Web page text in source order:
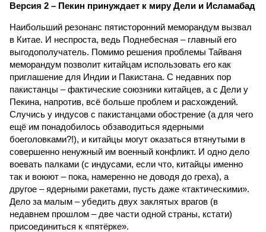
Версия 2 – Пекин принуждает к миру Дели и Исламабад
Наибольший резонанс пятисторонний меморандум вызвал
в Китае. И неспроста, ведь Поднебесная – главный его
выгодополучатель. Помимо решения проблемы Тайваня
меморандум позволит китайцам использовать его как
приглашение для Индии и Пакистана. С недавних пор
пакистанцы – фактические союзники китайцев, а с Дели у
Пекина, напротив, всё больше проблем и расхождений.
Случись у индусов с пакистанцами обострение (а для чего
ещё им понадобилось обзаводиться ядерными
боеголовками?!), и китайцы могут оказаться втянутыми в
совершенно ненужный им военный конфликт. И одно дело
воевать палками (с индусами, если что, китайцы именно
так и воюют – пока, намеренно не доводя до греха), а
другое – ядерными ракетами, пусть даже «тактическими».
Дело за малым – убедить двух заклятых врагов (в
недавнем прошлом – две части одной страны, кстати)
присоединиться к «пятёрке».